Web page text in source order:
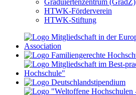
HTWK-Förderverein
HTWK-Stiftung